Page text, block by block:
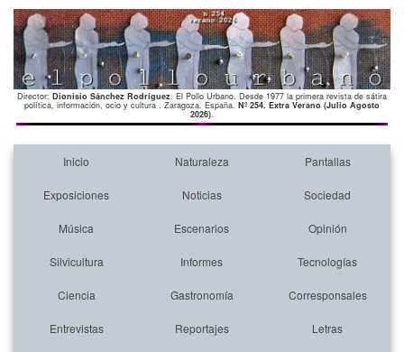
Director: Dionisio Sánchez Rodríguez. El Pollo Urbano. Desde 1977 la primera revista de sátira
política, información, ocio y cultura . Zaragoza. España. Nº 254. Extra Verano (Julio Agosto
2026).
Inicio Naturaleza Pantallas
Exposiciones Noticias Sociedad
Música Escenarios Opinión
Silvicultura Informes Tecnologías
Ciencia Gastronomía Corresponsales
Entrevistas Reportajes Letras